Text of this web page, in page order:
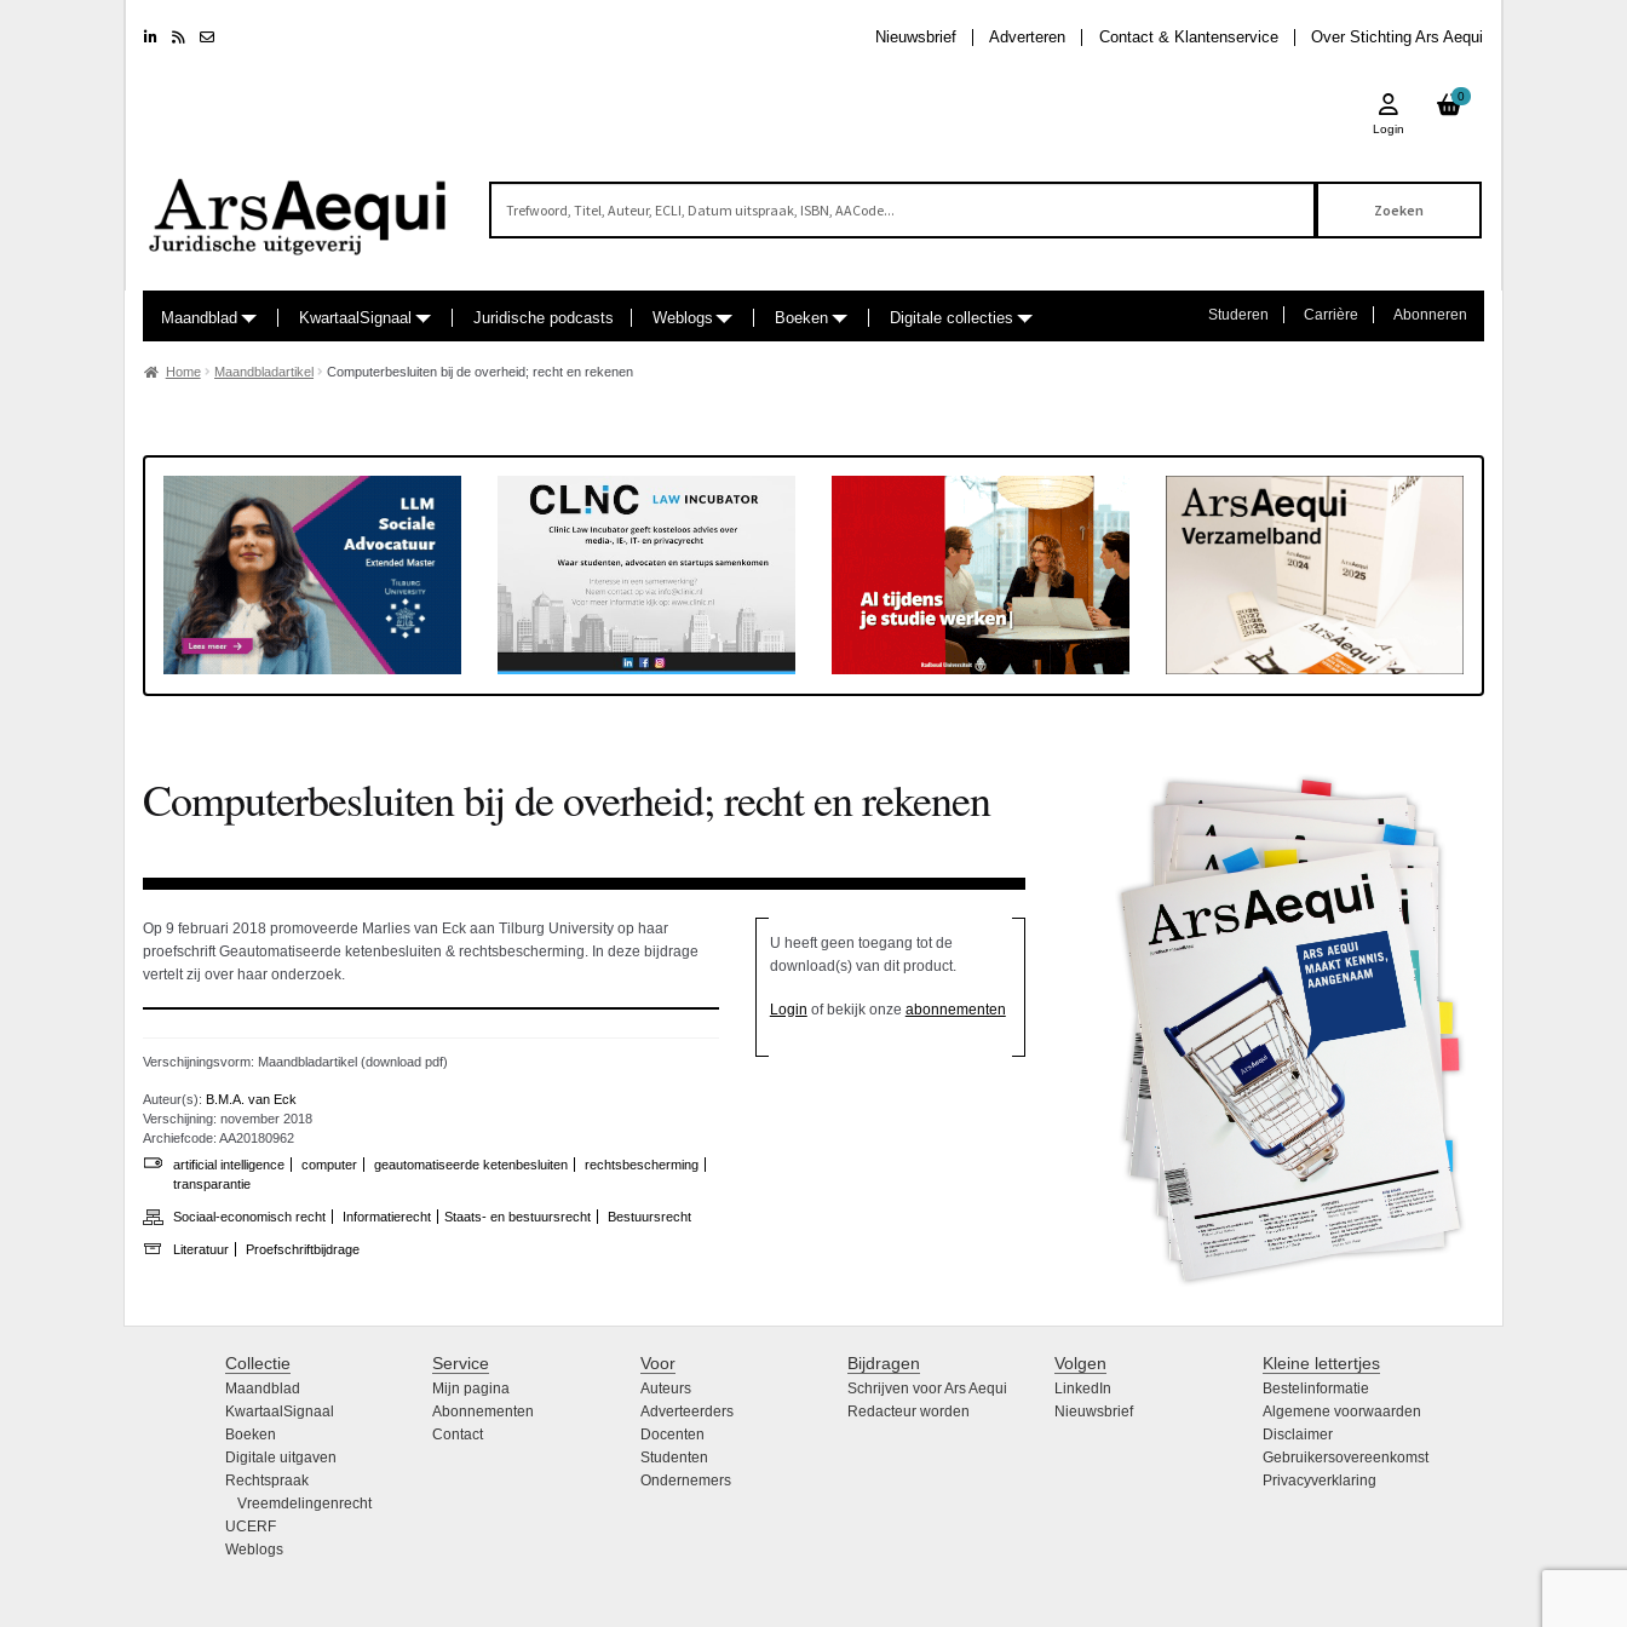
LinkedinRSS feed Over Stichting Ars Aequi
Contact & Klantenservice
Adverteren
Nieuwsbrief
0
Login
Maandblad KwartaalSignaal Juridische podcasts Weblogs Boeken Digitale collecties Studeren Carrière Abonneren
Home Maandbladartikel Computerbesluiten bij de overheid; recht en rekenen
Computerbesluiten bij de overheid; recht en rekenen
Op 9 februari 2018 promoveerde Marlies van Eck aan Tilburg University op haar
proefschrift Geautomatiseerde ketenbesluiten & rechtsbescherming. In deze bijdrage
vertelt zij over haar onderzoek.
Verschijningsvorm: Maandbladartikel (download pdf)
Auteur(s): B.M.A. van Eck
Verschijning: november 2018
Archiefcode: AA20180962
artificial intelligence
computer geautomatiseerde ketenbesluiten
rechtsbescherming
transparantie
Sociaal-economisch recht Informatierecht Staats- en bestuursrecht Bestuursrecht
Literatuur Proefschriftbijdrage
U heeft geen toegang tot de
download(s) van dit product.
Login of bekijk onze abonnementen
Collectie
Maandblad
KwartaalSignaal
Boeken
Digitale uitgaven
Rechtspraak
Vreemdelingenrecht
UCERF
Weblogs
Service
Mijn pagina
Abonnementen
Contact
Voor
Auteurs
Adverteerders
Docenten
Studenten
Ondernemers
Bijdragen
Schrijven voor Ars Aequi
Redacteur worden
Volgen
LinkedIn
Nieuwsbrief
Kleine lettertjes
Bestelinformatie
Algemene voorwaarden
Disclaimer
Gebruikersovereenkomst
Privacyverklaring